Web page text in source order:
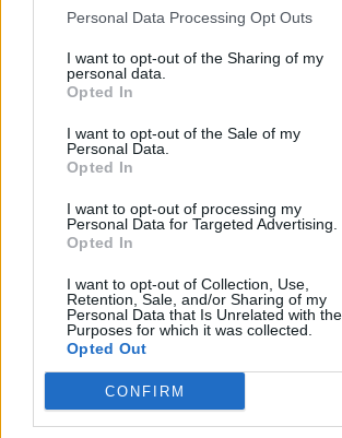
Personal Data Processing Opt Outs
I want to opt-out of the Sharing of my
personal data.
Opted In
I want to opt-out of the Sale of my
Personal Data.
Opted In
I want to opt-out of processing my
Personal Data for Targeted Advertising.
Opted In
I want to opt-out of Collection, Use,
Retention, Sale, and/or Sharing of my
Personal Data that Is Unrelated with the
Purposes for which it was collected.
Opted Out
CONFIRM
Verslas 2025-03-10
Joniškio rajone smurtą patyrė